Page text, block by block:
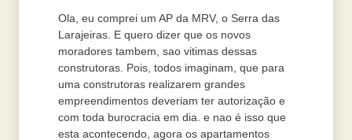
Ola, eu comprei um AP da MRV, o Serra das
Larajeiras. E quero dizer que os novos
moradores tambem, sao vitimas dessas
construtoras. Pois, todos imaginam, que para
uma construtoras realizarem grandes
empreendimentos deveriam ter autorização e
com toda burocracia em dia. e nao é isso que
esta acontecendo, agora os apartamentos